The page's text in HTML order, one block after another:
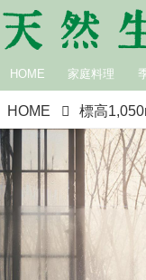
HOME 家庭料理
HOME